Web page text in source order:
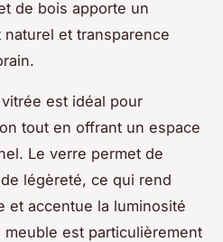
de bois apporte un
et transparence
est idéal pour
tout en offrant un espace
Le verre permet de
légèreté, ce qui rend
et accentue la luminosité
est particulièrement